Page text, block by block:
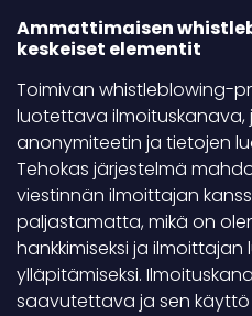
Ammattimaisen
keskeiset elementit
Toimivan whistleblowing-
luotettava
anonymiteetin ja tietojen
Tehokas järjestelmä
viestinnän ilmoittajan
paljastamatta, mikä on
hankkimiseksi ja
ylläpitämiseksi.
saavutettava ja sen käyttö